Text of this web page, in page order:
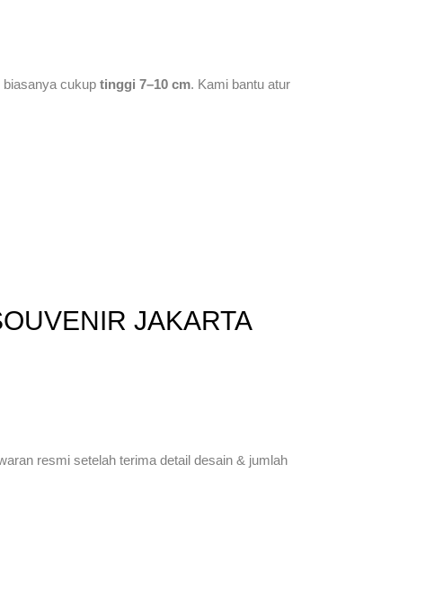
biasanya cukup tinggi 7–10 cm. Kami bantu atur
JAKARTA
resmi setelah terima detail desain & jumlah